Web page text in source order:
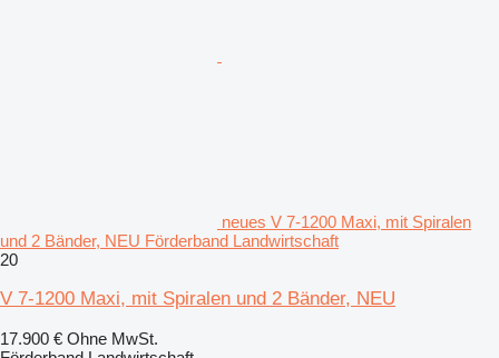
neues V 7-1200 Maxi, mit Spiralen
und 2 Bänder, NEU Förderband Landwirtschaft
20
V 7-1200 Maxi, mit Spiralen und 2 Bänder, NEU
17.900 € Ohne MwSt.